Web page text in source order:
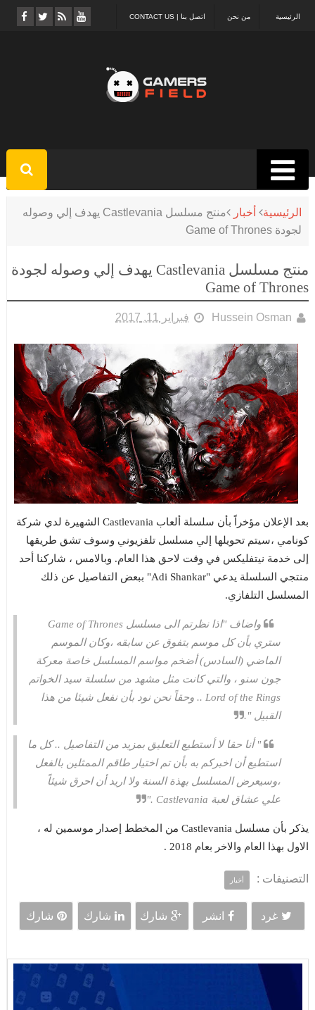
اتصل بنا | CONTACT US من نحن الرئيسية
الرئيسية أخبار
منتج مسلسل Castlevania يهدف إلي وصوله
لجودة Game of Thrones
منتج مسلسل Castlevania يهدف إلي وصوله لجودة
Game of Thrones
Hussein Osman فبراير 11, 2017
بعد الإعلان مؤخراً بأن سلسلة ألعاب Castlevania الشهيرة لدي شركة
كونامي ،سيتم تحويلها إلي مسلسل تلفزيوني وسوف تشق طريقها
إلى خدمة نيتفليكس في وقت لاحق هذا العام. وبالامس ، شاركنا أحد
منتجي السلسلة يدعي "Adi Shankar" ببعض التفاصيل عن ذلك
المسلسل التلفازي.
واضاف "اذا نظرتم الى مسلسل Game of Thrones
ستري بأن كل موسم يتفوق عن سابقه ،وكان الموسم
الماضي (السادس) أضخم مواسم المسلسل خاصة معركة
جون سنو ، والتي كانت مثل مشهد من سلسلة سيد الخواتم
Lord of the Rings .. وحقاً نحن نود بأن نفعل شيئا من هذا
القبيل ".
" أنا حقا لا أستطيع التعليق بمزيد من التفاصيل .. كل ما
استطيع أن اخبركم به بأن تم اختيار طاقم الممثلين بالفعل
،وسيعرض المسلسل بهذة السنة ولا اريد أن احرق شيئاً
علي عشاق لعبة Castlevania ."
يذكر بأن مسلسل Castlevania من المخطط إصدار موسمين له ،
الاول بهذا العام والاخر بعام 2018 .
التصنيفات : أخبار
غرد انشر شارك شارك شارك